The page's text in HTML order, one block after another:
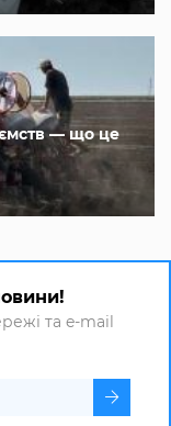
— що це
та e-mail